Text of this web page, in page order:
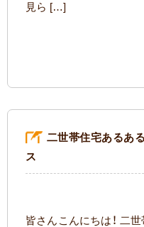
見ら […]
二世帯住宅ある
ス
皆さんこんにちは！ 二